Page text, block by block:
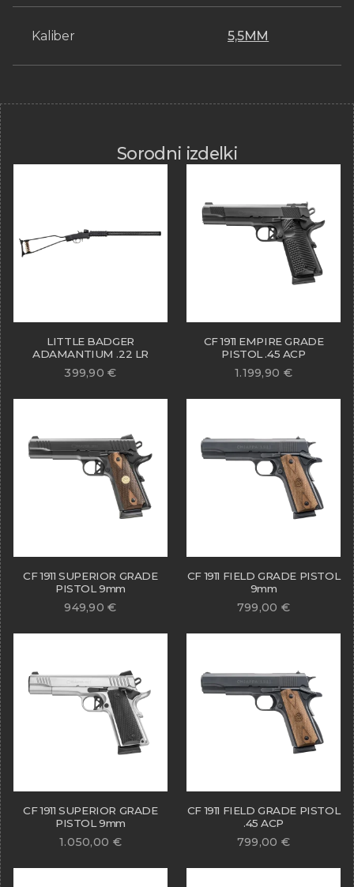
Kaliber 5,5MM
Sorodni izdelki
LITTLE BADGER
ADAMANTIUM .22 LR
399,90€
CF 1911 EMPIRE GRADE
PISTOL .45 ACP
1.199,90 €
CF 1911 SUPERIOR GRADE
PISTOL 9mm
949,90€
CF 1911 FIELD GRADE PISTOL
9mm
799,00 €
CF 1911 SUPERIOR GRADE
PISTOL 9mm
1.050,00 €
CF 1911 FIELD GRADE PISTOL
.45 ACP
799,00 €